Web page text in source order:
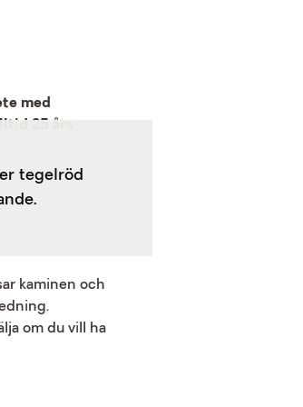
med
25 års
tegelröd
kaminen och
om du vill ha